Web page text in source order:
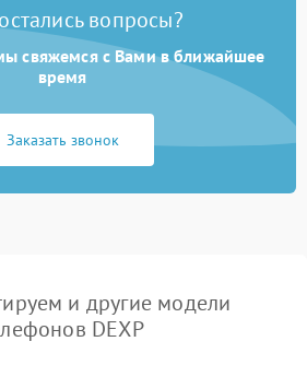
вопросы?
свяжемся с Вами в ближайшее
время
Заказать звонок
и другие модели
DEXP